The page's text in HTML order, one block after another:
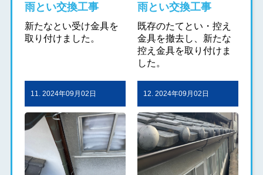
雨とい交換工事
新たなとい受け金具を
取り付けました。
雨とい交換工事
既存のたてとい・控え
金具を撤去し、新たな
控え金具を取り付けま
した。
11. 2024年09月02日 12. 2024年09月02日